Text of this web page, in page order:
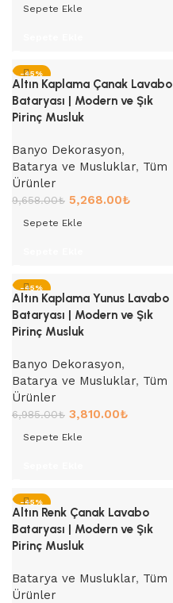
Sepete Ekle
-45%
Altın Kaplama Çanak Lavabo
Bataryası | Modern ve Şık
Pirinç Musluk
Banyo Dekorasyon,
Batarya ve Musluklar, Tüm
Ürünler
9,658.00₺ 5,268.00₺
Sepete Ekle
-45%
Altın Kaplama Yunus Lavabo
Bataryası | Modern ve Şık
Pirinç Musluk
Banyo Dekorasyon,
Batarya ve Musluklar, Tüm
Ürünler
6,985.00₺ 3,810.00₺
Sepete Ekle
-45%
Altın Renk Çanak Lavabo
Bataryası | Modern ve Şık
Pirinç Musluk
Batarya ve Musluklar, Tüm
Ürünler